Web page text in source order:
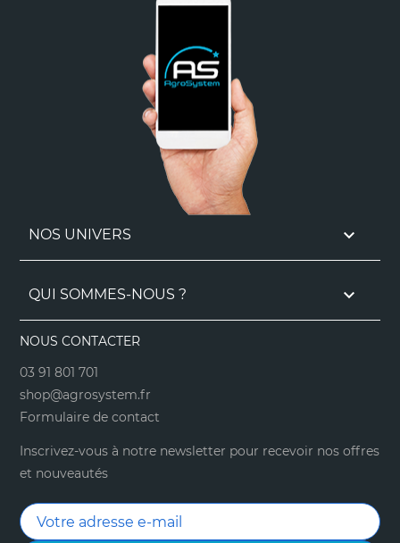
2,5 cm
3,2 cm
3,8 cm
4,4 cm
5,1 cm
1 " = 2,54 cm
1 cm = 0,39 "
NOS UNIVERS 
QUI SOMMES-NOUS ? 
NOUS CONTACTER
03 91 801 701
shop@agrosystem.fr
Formulaire de contact
Inscrivez-vous à notre newsletter pour recevoir nos offres
et nouveautés